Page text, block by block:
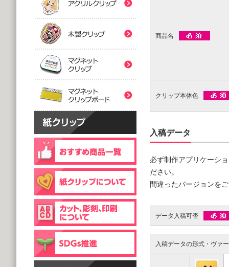
商品名
クリップ本体色
入稿データ
必ず制作アプリケーシ
ださい。
間違ったバージョンを
データ入稿可否
入稿データの形式・ヴァ
(5,000個 1個あたり)
(5,000個 1個あたり)
台紙付片面タイプ
@129.70～
(1,000個 1個あたり)
片面印刷タイプ
木製クリップ彫刻
片面彫刻タイプ
スタンドクリップ
マグネットクリップ
個包装(OPP入)タイプ
@121.00～
個包装(OPP入)タイプ
@164.90～
(5,000個 1個あたり)